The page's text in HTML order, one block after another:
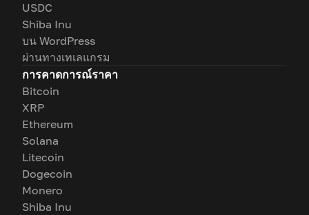
USDC
Shiba Inu
บน WordPress
ผ่านทางเทเลแกรม
การคาดการณ์ราคา
Bitcoin
XRP
Ethereum
Solana
Litecoin
Dogecoin
Monero
Shiba Inu